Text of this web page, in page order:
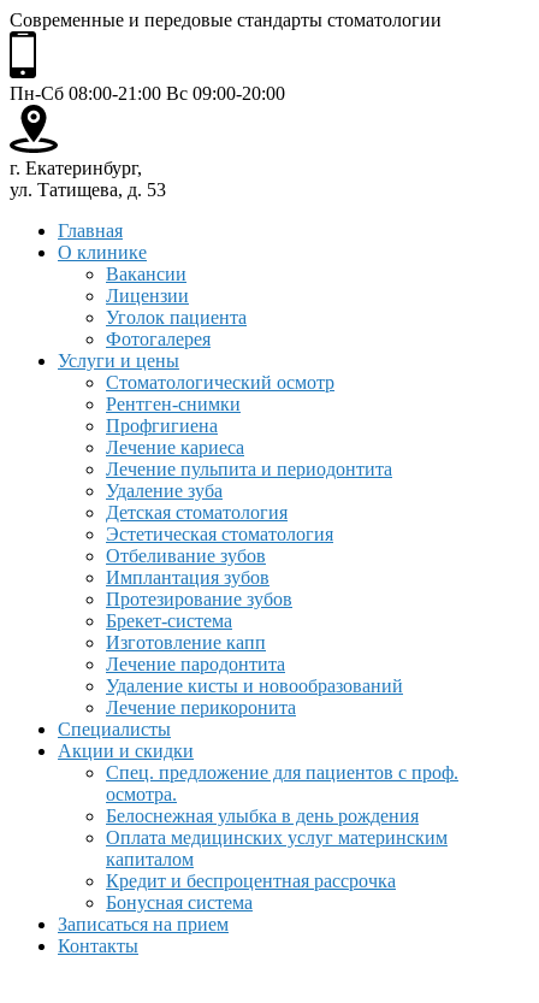
Современные и передовые стандарты стоматологии
Пн-Сб 08:00-21:00 Вс 09:00-20:00
г. Екатеринбург,
ул. Татищева, д. 53
Главная
О клинике
Вакансии
Лицензии
Уголок пациента
Фотогалерея
Услуги и цены
Стоматологический осмотр
Рентген-снимки
Профгигиена
Лечение кариеса
Лечение пульпита и периодонтита
Удаление зуба
Детская стоматология
Эстетическая стоматология
Отбеливание зубов
Имплантация зубов
Протезирование зубов
Брекет-система
Изготовление капп
Лечение пародонтита
Удаление кисты и новообразований
Лечение перикоронита
Специалисты
Акции и скидки
Спец. предложение для пациентов с проф.
осмотра.
Белоснежная улыбка в день рождения
Оплата медицинских услуг материнским
капиталом
Кредит и беспроцентная рассрочка
Бонусная система
Записаться на прием
Контакты